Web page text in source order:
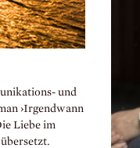
und
›Irgendwann
Liebe im